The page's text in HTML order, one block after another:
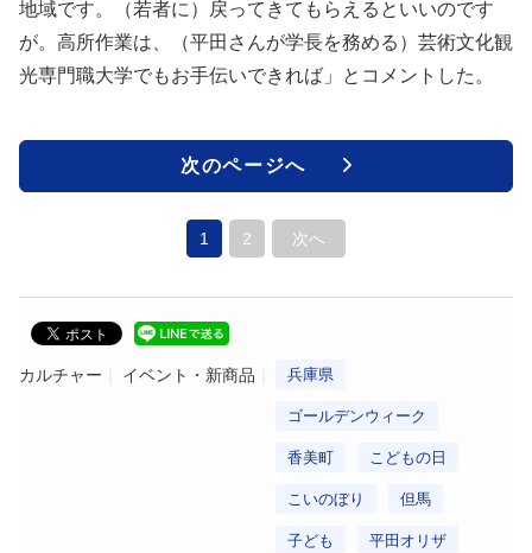
地域です。（若者に）戻ってきてもらえるといいのです
が。高所作業は、（平田さんが学長を務める）芸術文化観
光専門職大学でもお手伝いできれば」とコメントした。
次のページへ
1 2 次へ
カルチャー イベント・新商品 兵庫県
ゴールデンウィーク
香美町 こどもの日
こいのぼり 但馬
子ども 平田オリザ